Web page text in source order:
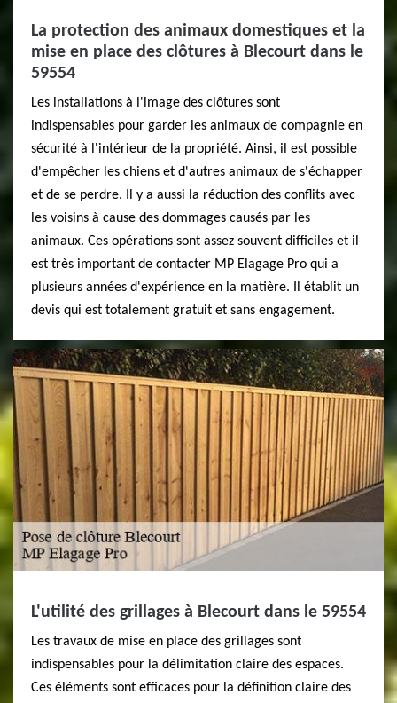
La protection des animaux domestiques et la
mise en place des clôtures à Blecourt dans le
59554
Les installations à l'image des clôtures sont
indispensables pour garder les animaux de compagnie en
sécurité à l'intérieur de la propriété. Ainsi, il est possible
d'empêcher les chiens et d'autres animaux de s'échapper
et de se perdre. Il y a aussi la réduction des conflits avec
les voisins à cause des dommages causés par les
animaux. Ces opérations sont assez souvent difficiles et il
est très important de contacter MP Elagage Pro qui a
plusieurs années d'expérience en la matière. Il établit un
devis qui est totalement gratuit et sans engagement.
L'utilité des grillages à Blecourt dans le 59554
Les travaux de mise en place des grillages sont
indispensables pour la délimitation claire des espaces.
Ces éléments sont efficaces pour la définition claire des